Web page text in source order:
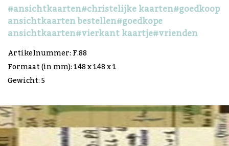
#ansichtkaarten#christelijke kaarten#goedkoop
ansichtkaarten bestellen#goedkope
ansichtkaarten#vierkant kaartje#vrienden
Artikelnummer: F.88
Formaat (in mm): 148 x 148 x 1
Gewicht: 5